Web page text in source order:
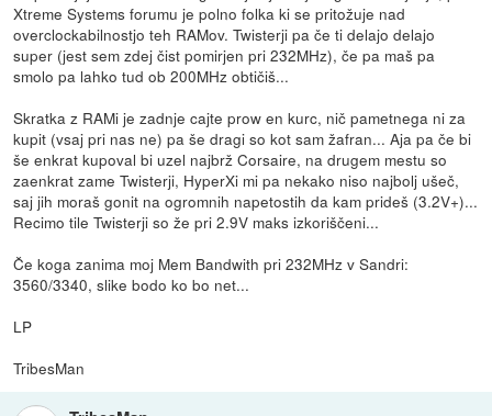
Xtreme Systems forumu je polno folka ki se pritožuje nad
overclockabilnostjo teh RAMov. Twisterji pa če ti delajo delajo
super (jest sem zdej čist pomirjen pri 232MHz), če pa maš pa
smolo pa lahko tud ob 200MHz obtičiš...
Skratka z RAMi je zadnje cajte prow en kurc, nič pametnega ni za
kupit (vsaj pri nas ne) pa še dragi so kot sam žafran... Aja pa če bi
še enkrat kupoval bi uzel najbrž Corsaire, na drugem mestu so
zaenkrat zame Twisterji, HyperXi mi pa nekako niso najbolj ušeč,
saj jih moraš gonit na ogromnih napetostih da kam prideš (3.2V+)...
Recimo tile Twisterji so že pri 2.9V maks izkoriščeni...
Če koga zanima moj Mem Bandwith pri 232MHz v Sandri:
3560/3340, slike bodo ko bo net...
LP
TribesMan